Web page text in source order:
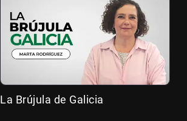
La Brújula de Galicia